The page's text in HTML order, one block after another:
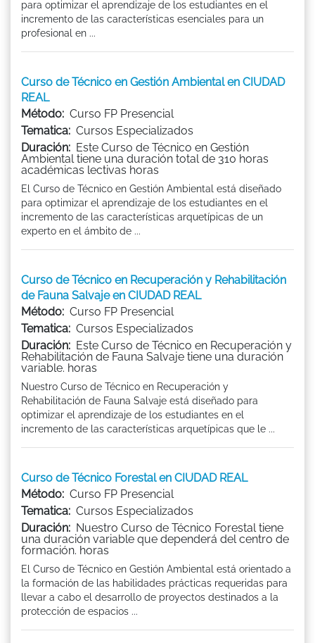
para optimizar el aprendizaje de los estudiantes en el
incremento de las características esenciales para un
profesional en ...
Curso de Técnico en Gestión Ambiental en CIUDAD
REAL
Método: Curso FP Presencial
Tematica: Cursos Especializados
Duración: Este Curso de Técnico en Gestión
Ambiental tiene una duración total de 310 horas
académicas lectivas horas
El Curso de Técnico en Gestión Ambiental está diseñado
para optimizar el aprendizaje de los estudiantes en el
incremento de las características arquetípicas de un
experto en el ámbito de ...
Curso de Técnico en Recuperación y Rehabilitación
de Fauna Salvaje en CIUDAD REAL
Método: Curso FP Presencial
Tematica: Cursos Especializados
Duración: Este Curso de Técnico en Recuperación y
Rehabilitación de Fauna Salvaje tiene una duración
variable. horas
Nuestro Curso de Técnico en Recuperación y
Rehabilitación de Fauna Salvaje está diseñado para
optimizar el aprendizaje de los estudiantes en el
incremento de las características arquetípicas que le ...
Curso de Técnico Forestal en CIUDAD REAL
Método: Curso FP Presencial
Tematica: Cursos Especializados
Duración: Nuestro Curso de Técnico Forestal tiene
una duración variable que dependerá del centro de
formación. horas
El Curso de Técnico en Gestión Ambiental está orientado a
la formación de las habilidades prácticas requeridas para
llevar a cabo el desarrollo de proyectos destinados a la
protección de espacios ...